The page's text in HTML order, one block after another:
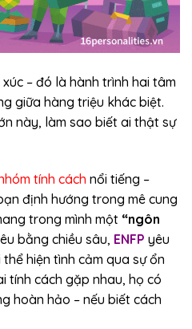
– đó là hành trình hai tâm
giữa hàng triệu khác biệt.
này, làm sao biết ai thật sự
tính cách nổi tiếng –
định hướng trong mê cung
trong mình một “ngôn
bằng chiều sâu, ENFP yêu
thể hiện tình cảm qua sự ổn
tính cách gặp nhau, họ có
hoàn hảo – nếu biết cách